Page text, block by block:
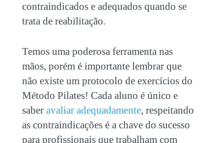
contraindicadose adequados quando se
trata de reabilitação.
Temos uma poderosa ferramenta nas
mãos, porém é importante lembrar que
não existe um protocolo de exercícios do
Método Pilates! Cada aluno é único e
saber avaliar adequadamente, respeitando
as contraindicações é a chave do sucesso
para profissionais que trabalham com